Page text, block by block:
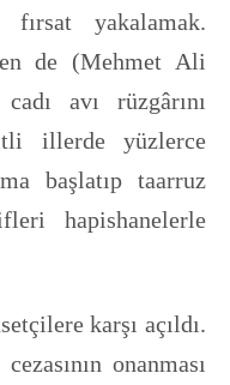
yakalamak.
de (Mehmet Ali
avı rüzgârını
illerde yüzlerce
başlatıp taarruz
hapishanelerle
karşı açıldı.
cezasının onanması